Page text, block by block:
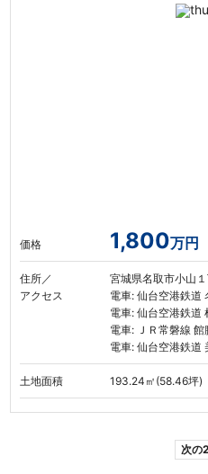
価格 1,800万円
住所／
アクセス
宮城県名取市小山１
電車: 仙台空港鉄道
電車: 仙台空港鉄道
電車: ＪＲ常磐線
電車: 仙台空港鉄道
土地面積 193.24㎡(58.46坪)
次の